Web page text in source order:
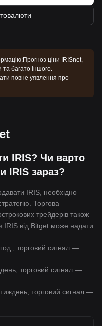
Прогноз ціни IRISnet,
та багато іншого.
повне уявлення про
IRIS? Чи варто
IRIS зараз?
IRIS, необхідно
Торгова
трейдерів також
IRIS від Bitget може надати
год., торговий сигнал —
день, торговий сигнал —
тиждень, торговий сигнал —